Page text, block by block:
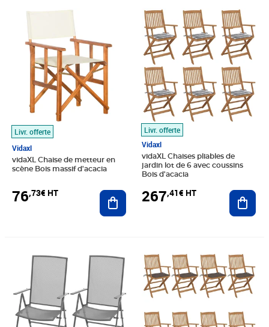
Livr. offerte
Vidaxl
vidaXL Chaise de metteur en
scène Bois massif d'acacia
76,73€ HT
Prix 76,73€ HT
Ajouter au panier
Livr. offerte
Vidaxl
vidaXL Chaises pliables de
jardin lot de 6 avec coussins
Bois d'acacia
267,41€ HT
Prix 267,41€ HT
Prix barré 89,99€ HT
Prix 70,06€ HT Prix 378,07€ HT